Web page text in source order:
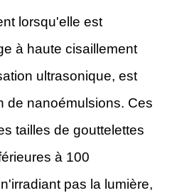
lorsqu'elle est
à haute cisaillement
ultrasonique, est
de nanoémulsions. Ces
tailles de gouttelettes
à 100
pas la lumière,